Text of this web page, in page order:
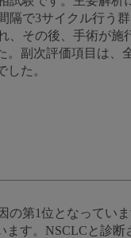
隔で3サイクル行う
、その後、手術が
副次評価項目は、
た。
の第1位となってい
ます。NSCLCと診